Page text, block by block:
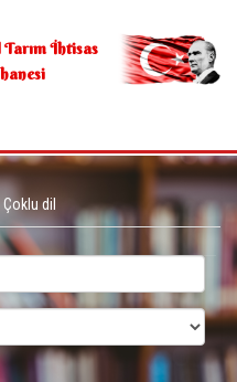
İhtisas
Çoklu dil